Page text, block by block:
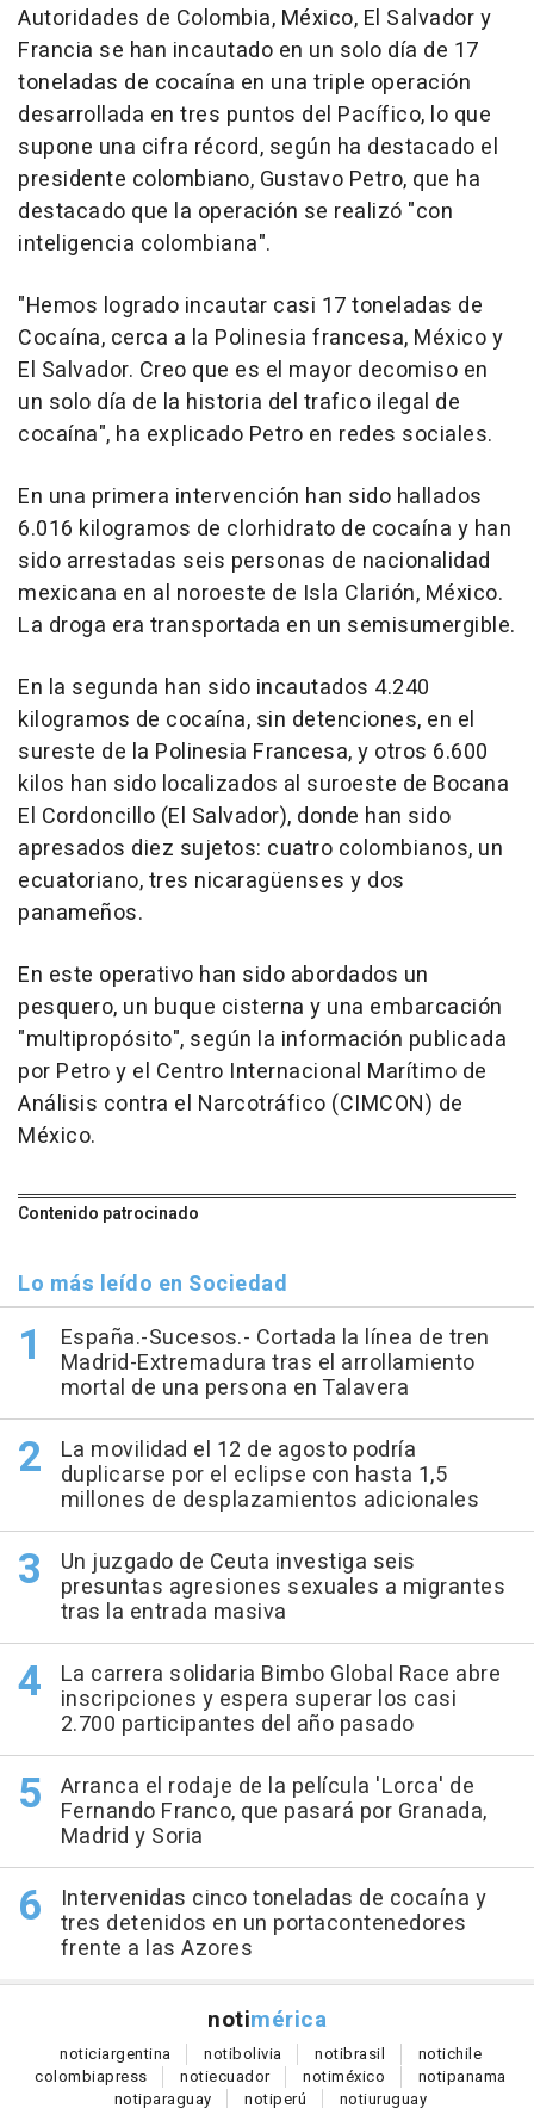
Autoridades de Colombia, México, El Salvador y
Francia se han incautado en un solo día de 17
toneladas de cocaína en una triple operación
desarrollada en tres puntos del Pacífico, lo que
supone una cifra récord, según ha destacado el
presidente colombiano, Gustavo Petro, que ha
destacado que la operación se realizó "con
inteligencia colombiana".
"Hemos logrado incautar casi 17 toneladas de
Cocaína, cerca a la Polinesia francesa, México y
El Salvador. Creo que es el mayor decomiso en
un solo día de la historia del trafico ilegal de
cocaína", ha explicado Petro en redes sociales.
En una primera intervención han sido hallados
6.016 kilogramos de clorhidrato de cocaína y han
sido arrestadas seis personas de nacionalidad
mexicana en al noroeste de Isla Clarión, México.
La droga era transportada en un semisumergible.
En la segunda han sido incautados 4.240
kilogramos de cocaína, sin detenciones, en el
sureste de la Polinesia Francesa, y otros 6.600
kilos han sido localizados al suroeste de Bocana
El Cordoncillo (El Salvador), donde han sido
apresados diez sujetos: cuatro colombianos, un
ecuatoriano, tres nicaragüenses y dos
panameños.
En este operativo han sido abordados un
pesquero, un buque cisterna y una embarcación
"multipropósito", según la información publicada
por Petro y el Centro Internacional Marítimo de
Análisis contra el Narcotráfico (CIMCON) de
México.
Contenido patrocinado
Lo más leído en Sociedad
España.-Sucesos.- Cortada la línea de tren
Madrid-Extremadura tras el arrollamiento
mortal de una persona en Talavera
La movilidad el 12 de agosto podría
duplicarse por el eclipse con hasta 1,5
millones de desplazamientos adicionales
Un juzgado de Ceuta investiga seis
presuntas agresiones sexuales a migrantes
tras la entrada masiva
La carrera solidaria Bimbo Global Race abre
inscripciones y espera superar los casi
2.700 participantes del año pasado
Arranca el rodaje de la película 'Lorca' de
Fernando Franco, que pasará por Granada,
Madrid y Soria
Intervenidas cinco toneladas de cocaína y
tres detenidos en un portacontenedores
frente a las Azores
notimérica
noticiargentina notibolivia notibrasil notichile
colombiapress notiecuador notiméxico notipanama
notiparaguay notiperú notiuruguay